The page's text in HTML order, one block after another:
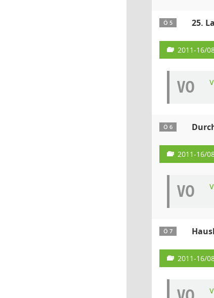
Ö 5 25.
2011-16/
VO
Ö 6
2011-16/
VO
Ö 7
2011-16/